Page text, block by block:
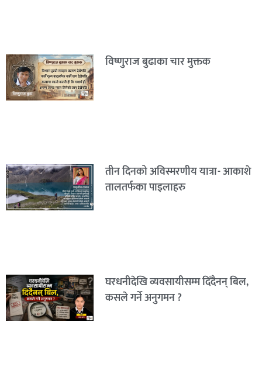
विष्णुराज बुढाका चार मुक्तक
तीन दिनको अविस्मरणीय यात्रा- आकाशे
तालतर्फका पाइलाहरु
घरधनीदेखि व्यवसायीसम्म दिँदैनन् बिल,
कसले गर्ने अनुगमन ?